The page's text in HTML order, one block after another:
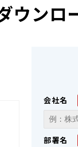
ウンロ
会社名
部署名